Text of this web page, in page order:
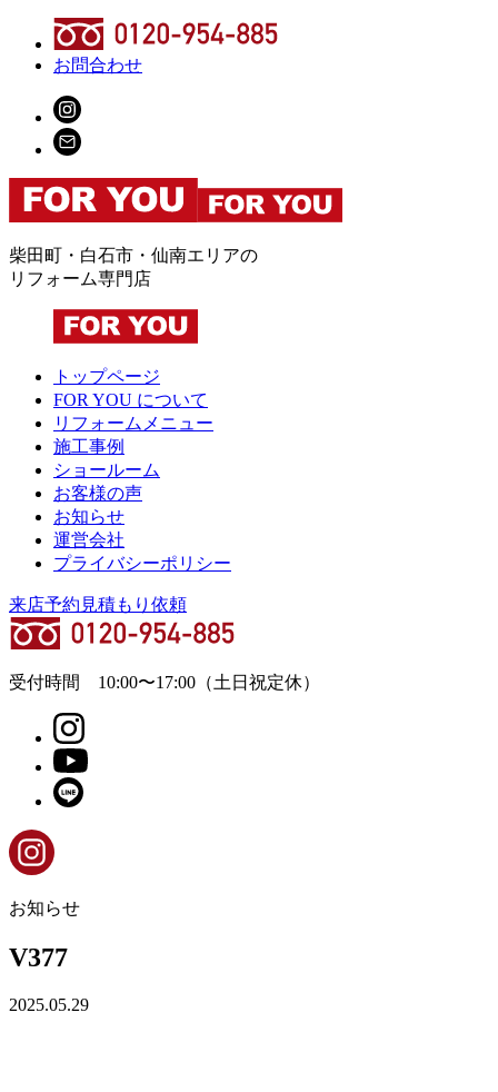
お問合わせ
柴田町・白石市・仙南エリアの
リフォーム専門店
トップページ
FOR YOU について
リフォームメニュー
施工事例
ショールーム
お客様の声
お知らせ
運営会社
プライバシーポリシー
来店予約 見積もり依頼
受付時間 10:00〜17:00 （土日祝定休）
お知らせ
V377
2025.05.29